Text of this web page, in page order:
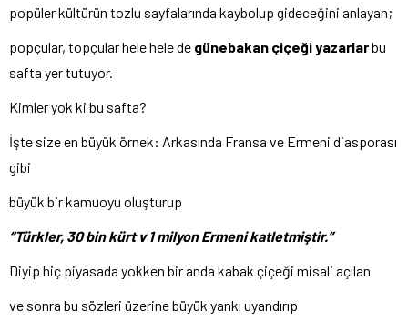
popüler kültürün tozlu sayfalarında kaybolup gideceğini anlayan;
popçular, topçular hele hele de günebakan çiçeği yazarlarbu
safta yer tutuyor.
Kimler yok ki bu safta?
İşte size en büyük örnek: Arkasında Fransa ve Ermeni diasporası
gibi
büyük bir kamuoyu oluşturup
“Türkler, 30 bin kürt v 1 milyon Ermeni katletmiştir.”
Diyip hiç piyasada yokken bir anda kabak çiçeği misali açılan
ve sonra bu sözleri üzerine büyük yankı uyandırıp